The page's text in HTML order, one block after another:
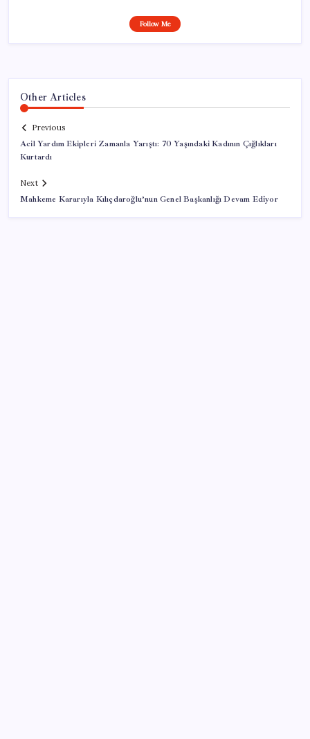
Follow Me
Other Articles
Previous
Acil Yardım Ekipleri Zamanla Yarıştı: 70 Yaşındaki Kadının Çığlıkları
Kurtardı
Next
Mahkeme Kararıyla Kılıçdaroğlu’nun Genel Başkanlığı Devam Ediyor